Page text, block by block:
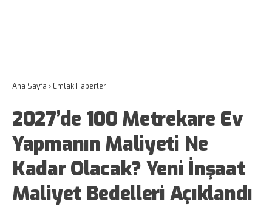
Ana Sayfa › Emlak Haberleri
2027’de 100 Metrekare Ev
Yapmanın Maliyeti Ne
Kadar Olacak? Yeni İnşaat
Maliyet Bedelleri Açıklandı